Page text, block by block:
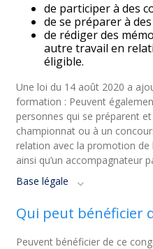
de participer à des
de se préparer à
de rédiger des
autre travail en
éligible.
Une loi du 14 août 2020 a
formation : Peuvent
personnes qui se préparent
championnat ou à un
relation avec la promotion
ainsi qu’un accompagnateur
Base légale
Qui peut bénéficier
Peuvent bénéficier de ce